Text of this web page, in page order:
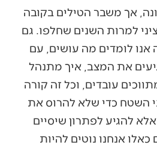
אך משבר הטילים בקובה
למרות השנים שחלפו. גם
לומדים מה עושים, עם
את המצב, איך מתנהל
עובדים, וכל זה קורה
השטח כדי שלא להרוס את
להגיע לפתרון שיסיים
אנחנו נוטים להיות